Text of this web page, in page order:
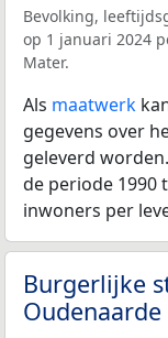
Bevolking,
op 1 januari 2024
Mater.
Als maatwerk
gegevens over
geleverd
de periode 1990
inwoners per
Burgerlijke
Oudenaarde